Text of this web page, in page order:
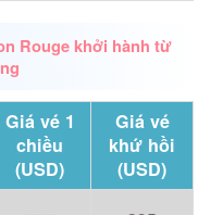
Rouge khởi hành từ
Giá vé 1
chiều
(USD)
Giá vé
khứ hồi
(USD)